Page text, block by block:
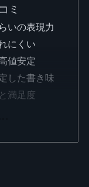
ミ
いの表現力
にくい
値安定
した書き味
満足度